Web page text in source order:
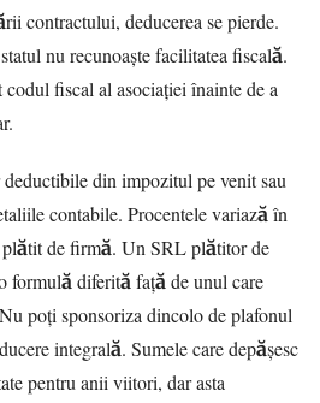
contractului, deducerea se pierde.
nu recunoaște facilitatea fiscală.
fiscal al asociației înainte de a
din impozitul pe venit sau
contabile. Procentele variază în
de firmă. Un SRL plătitor de
formulă diferită față de unul care
poți sponsoriza dincolo de plafonul
integrală. Sumele care depășesc
pentru anii viitori, dar asta